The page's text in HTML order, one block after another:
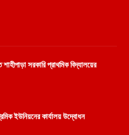
সরকারি প্রাথমিক বিদ্যালয়ের
ইউনিয়নের কার্যালয় উদ্বোধন